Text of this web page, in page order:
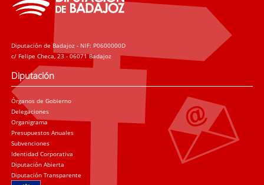
Diputación de Badajoz - NIF: P0600000D
c/ Felipe Checa, 23 - 06071 Badajoz
Diputación
Órganos de Gobierno
Delegaciones
Organigrama
Presupuestos Anuales
Subvenciones
Identidad Corporativa
Diputación Abierta
Diputación Transparente